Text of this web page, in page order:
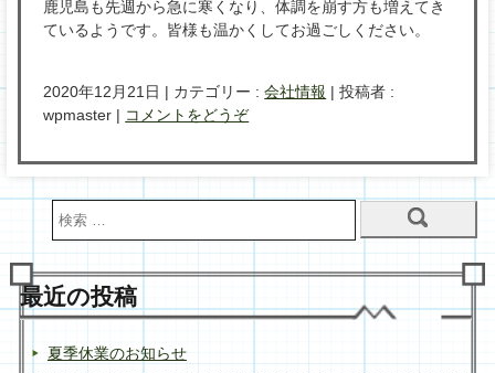
鹿児島も先週から急に寒くなり、体調を崩す方も増えてき
ているようです。皆様も温かくしてお過ごしください。
2020年12月21日 | カテゴリー :会社情報 |投稿者 :
wpmaster | コメントをどうぞ
最近の投稿
夏季休業のお知らせ